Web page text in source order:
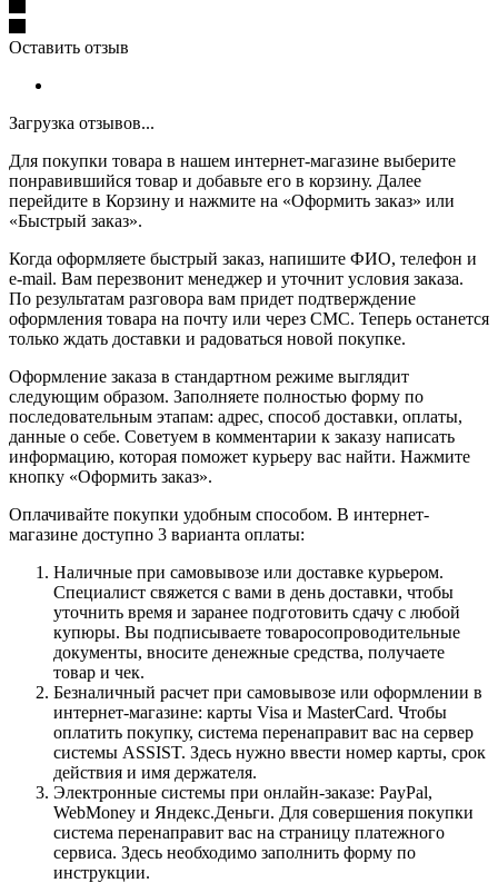
Оставить отзыв
Загрузка отзывов...
Для покупки товара в нашем интернет-магазине выберите
понравившийся товар и добавьте его в корзину. Далее
перейдите в Корзину и нажмите на «Оформить заказ» или
«Быстрый заказ».
Когда оформляете быстрый заказ, напишите ФИО, телефон и
e-mail. Вам перезвонит менеджер и уточнит условия заказа.
По результатам разговора вам придет подтверждение
оформления товара на почту или через СМС. Теперь останется
только ждать доставки и радоваться новой покупке.
Оформление заказа в стандартном режиме выглядит
следующим образом. Заполняете полностью форму по
последовательным этапам: адрес, способ доставки, оплаты,
данные о себе. Советуем в комментарии к заказу написать
информацию, которая поможет курьеру вас найти. Нажмите
кнопку «Оформить заказ».
Оплачивайте покупки удобным способом. В интернет-
магазине доступно 3 варианта оплаты:
Наличные при самовывозе или доставке курьером.
Специалист свяжется с вами в день доставки, чтобы
уточнить время и заранее подготовить сдачу с любой
купюры. Вы подписываете товаросопроводительные
документы, вносите денежные средства, получаете
товар и чек.
Безналичный расчет при самовывозе или оформлении в
интернет-магазине: карты Visa и MasterCard. Чтобы
оплатить покупку, система перенаправит вас на сервер
системы ASSIST. Здесь нужно ввести номер карты, срок
действия и имя держателя.
Электронные системы при онлайн-заказе: PayPal,
WebMoney и Яндекс.Деньги. Для совершения покупки
система перенаправит вас на страницу платежного
сервиса. Здесь необходимо заполнить форму по
инструкции.